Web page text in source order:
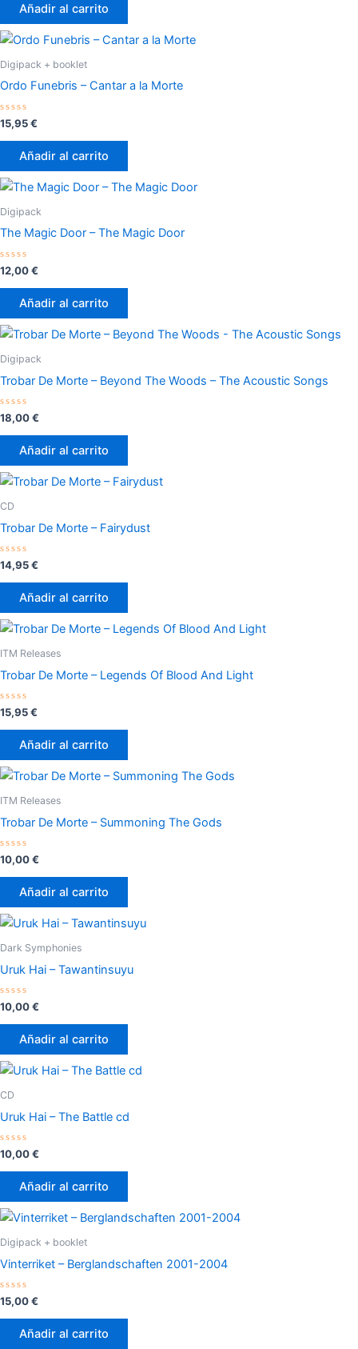
Añadir al carrito
Digipack + booklet
Ordo Funebris – Cantar a la Morte
Valorado
con
0
15,95€
Añadir al carrito
Digipack
The Magic Door – The Magic Door
Valorado
con
0
12,00€
Añadir al carrito
Digipack
Trobar De Morte – Beyond The Woods – The Acoustic Songs
Valorado
con
0
18,00€
Añadir al carrito
CD
Trobar De Morte – Fairydust
Valorado
con
0
14,95€
Añadir al carrito
ITM Releases
Trobar De Morte – Legends Of Blood And Light
Valorado
con
0
15,95€
Añadir al carrito
ITM Releases
Trobar De Morte – Summoning The Gods
Valorado
con
0
10,00€
Añadir al carrito
Dark Symphonies
Uruk Hai – Tawantinsuyu
Valorado
con
0
10,00€
Añadir al carrito
CD
Uruk Hai – The Battle cd
Valorado
con
0
10,00€
Añadir al carrito
Digipack + booklet
Vinterriket – Berglandschaften 2001-2004
Valorado
con
0
15,00€
Añadir al carrito